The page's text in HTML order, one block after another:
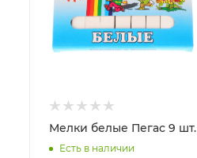
Мелки белые Пегас 9 шт.
Есть в наличии